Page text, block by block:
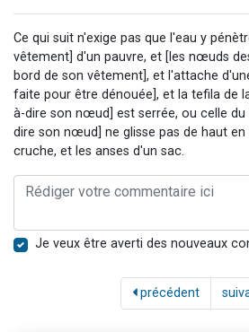
Ce qui suit n'exige pas que l'eau y
vêtement] d'un pauvre, et [les nœuds
bord de son vêtement], et l'attache
faite pour être dénouée], et la tefila de
à-dire son nœud] est serrée, ou celle du
dire son nœud] ne glisse pas de haut en
cruche, et les anses d'un sac.
Je veux être averti des nouveaux
précédent